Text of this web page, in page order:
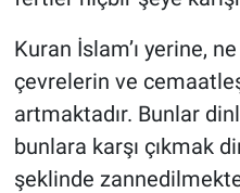
​Kuran İslam’ı yerine,
çevrelerin ve
artmaktadır. Bunlar
bunlara karşı çıkmak
şeklinde